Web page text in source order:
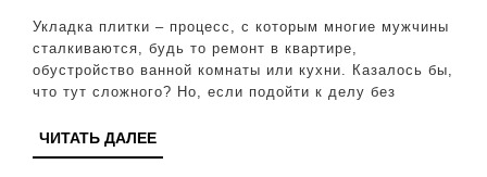
и
эффективные
методы
Укладка плитки – процесс, с которым многие мужчины
сталкиваются, будь то ремонт в квартире,
обустройство ванной комнаты или кухни. Казалось бы,
что тут сложного? Но, если подойти к делу без
ЧИТАТЬ ДАЛЕЕЧИТАТЬ
ДАЛЕЕ